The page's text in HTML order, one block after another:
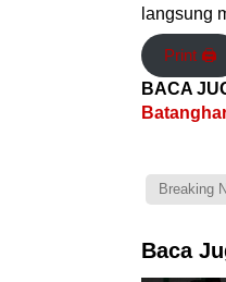
langsung
Print 🖨
BACA
Breaking
Baca